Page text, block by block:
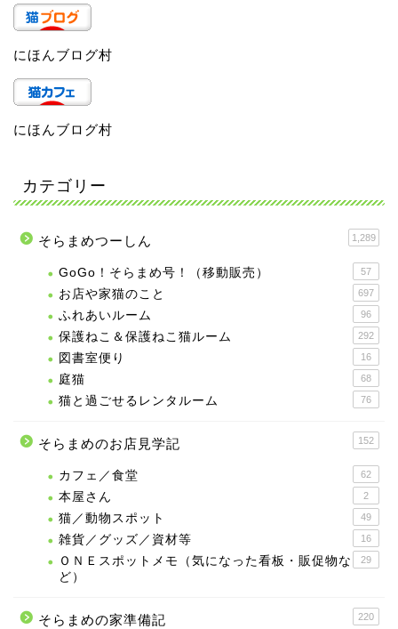
にほんブログ村
にほんブログ村
カテゴリー
そらまめつーしん 1,289
GoGo！そらまめ号！（移動販売） 57
お店や家猫のこと 697
ふれあいルーム 96
保護ねこ＆保護ねこ猫ルーム 292
図書室便り 16
庭猫 68
猫と過ごせるレンタルーム 76
そらまめのお店見学記 152
カフェ／食堂 62
本屋さん 2
猫／動物スポット 49
雑貨／グッズ／資材等 16
ＯＮＥスポットメモ（気になった看板・販促物な
ど）
29
そらまめの家準備記 220